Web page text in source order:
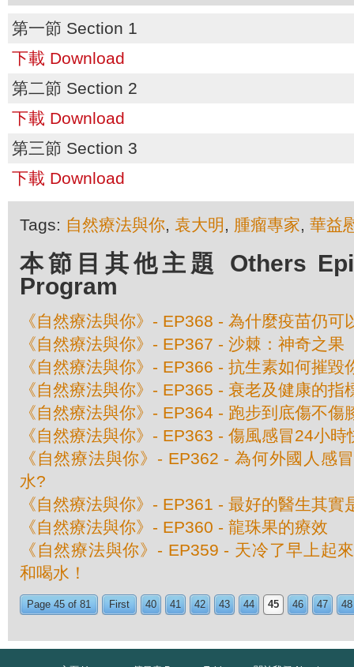
第一節 Section 1
下載 Download
第二節 Section 2
下載 Download
第三節 Section 3
下載 Download
Tags: 自然療法與你, 袁大明 , 腫瘤專家, 華益
本節目其他主題 Others
Program
《自然療法與你》- EP368 - 為什麼疫苗仍可
《自然療法與你》- EP367 - 沙棘：神奇之果
《自然療法與你》- EP366 - 抗生素如何摧毀
《自然療法與你》- EP365 - 衰老及健康的指
《自然療法與你》- EP364 - 跑步到底傷不傷
《自然療法與你》- EP363 - 傷風感冒24小時
《自然療法與你》- EP362 - 為何外國人感
水?
《自然療法與你》- EP361 - 最好的醫生其實
《自然療法與你》- EP360 - 龍珠果的療效
《自然療法與你》- EP359 - 天冷了早上起
和喝水！
Page 45 of 81 First 40 41 42 43 44 45 46 47 48